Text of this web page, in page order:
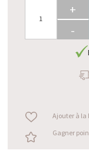
+
-
Ajouter à la
Gagner